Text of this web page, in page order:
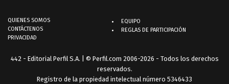
QUIENES SOMOS
CONTÁCTENOS
PRIVACIDAD
EQUIPO
REGLAS DE PARTICIPACIÓN
442 - Editorial Perfil S.A. | © Perfil.com 2006-2026 - Todos los derechos
reservados.
Registro de la propiedad intelectual número 5346433